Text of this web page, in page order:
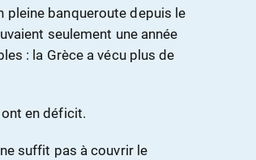
pleine banqueroute depuis le
seulement une année
: la Grèce a vécu plus de
en déficit.
suffit pas à couvrir le